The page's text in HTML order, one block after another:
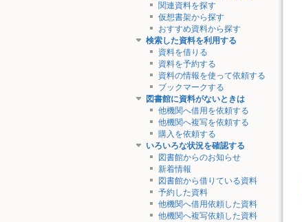
関連資料を探す
仮想書架から探す
おすすめ資料から探す
検索した資料を利用する
資料を借りる
資料を予約する
資料の情報を使って依頼する
ブックマークする
図書館に資料がないときは
他機関へ借用を依頼する
他機関へ複写を依頼する
購入を依頼する
いろいろな状況を確認する
図書館からのお知らせ
新着情報
図書館から借りている資料
予約した資料
他機関へ借用依頼した資料
他機関へ複写依頼した資料